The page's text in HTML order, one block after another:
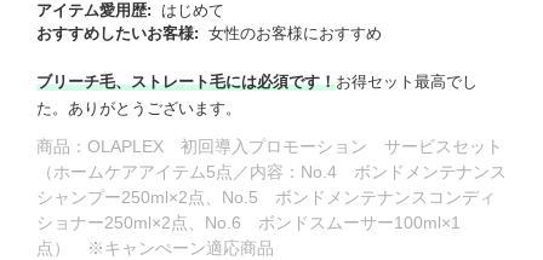
アイテム愛用歴:
はじめて
おすすめしたいお客様: 女性のお客様におすすめ
ブリーチ毛、ストレート毛には必須です！お得セット最高でし
た。ありがとうございます。
商品： OLAPLEX 初回導入プロモーション サービスセット
（ホームケアアイテム5点／内容：No.4 ボンドメンテナンス
シャンプー250ml×2点、No.5 ボンドメンテナンスコンディ
ショナー250ml×2点、No.6 ボンドスムーサー100ml×1
点） ※キャンぺーン適応商品